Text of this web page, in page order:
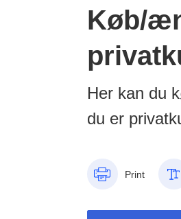
Køb/
Her kan du
du er
Print